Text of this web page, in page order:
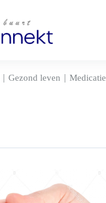
| Gezond leven | Medicatie